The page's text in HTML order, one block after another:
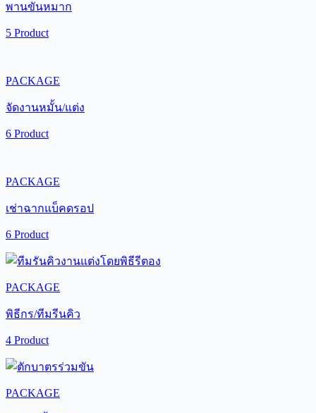
พานขันหมาก
5 Product
PACKAGE
จัดงานหมั้น/แต่ง
6 Product
PACKAGE
เช่าฉากแบ็คดรอป
6 Product
PACKAGE
พิธีกร/ทีมรีนคิว
4 Product
PACKAGE